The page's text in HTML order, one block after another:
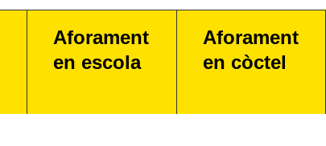
Aforament
en escola
Aforament
en còctel